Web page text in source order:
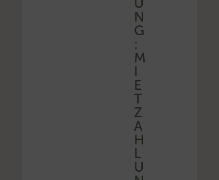
U
N
G
:
M
I
E
T
Z
A
H
L
U